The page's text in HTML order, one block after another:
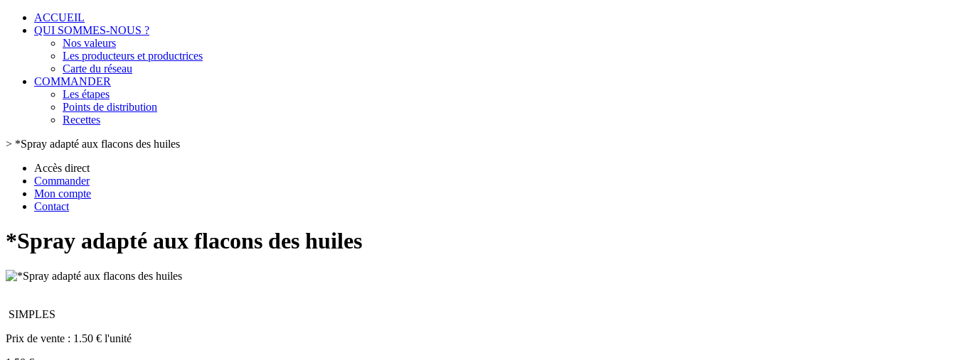
ACCUEIL
QUI SOMMES-NOUS ?
Nos valeurs
Les producteurs et productrices
Carte du réseau
COMMANDER
Les étapes
Points de distribution
Recettes
> *Spray adapté aux flacons des huiles
Accès direct
Commander
Mon compte
Contact
*Spray adapté aux flacons des huiles
SIMPLES
Prix de vente : 1.50 € l'unité